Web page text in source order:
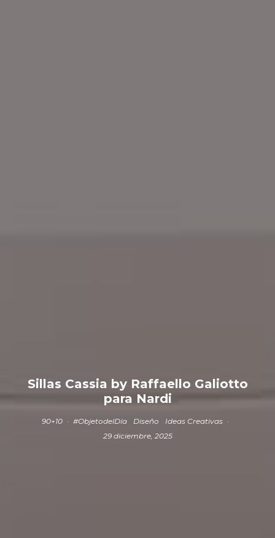
Sillas Cassia by Raffaello Galiotto
para Nardi
90+10 · #ObjetodelDía Diseño Ideas Creativas ·
29 diciembre, 2025